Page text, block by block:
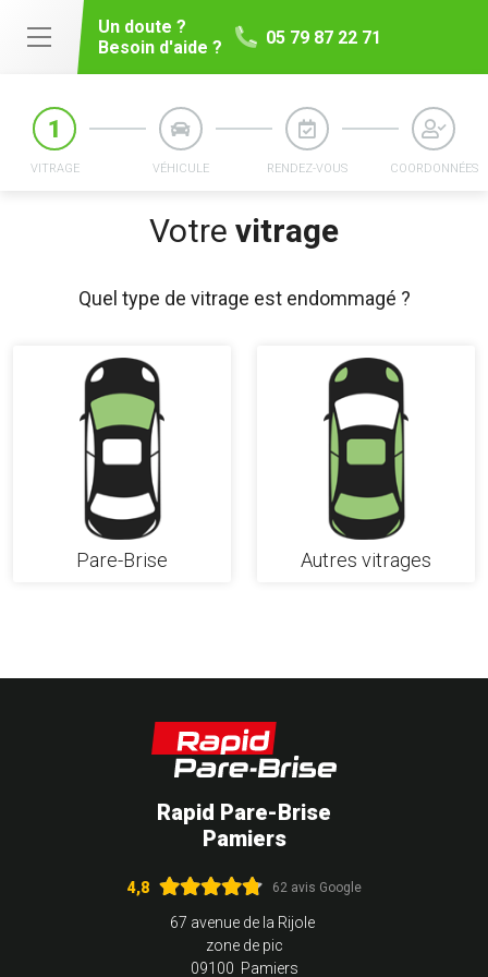
Un doute ?
Besoin d'aide ?
05 79 87 22 71
Votre vitrage
VITRAGE VÉHICULE RENDEZ-VOUS COORDONNÉES
Quel type de vitrage est endommagé ?
Pare-Brise Autres vitrages
Rapid Pare-Brise
Pamiers
4,8 62 avis Google
67 avenue de la Rijole
zone de pic
09100 Pamiers